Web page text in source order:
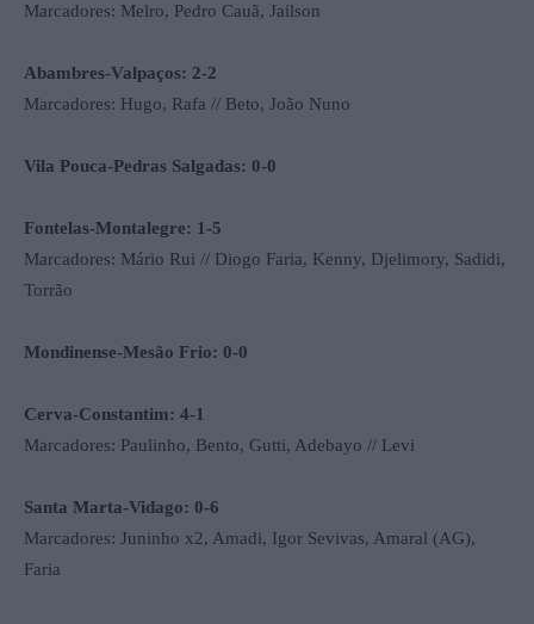
Marcadores: Melro, Pedro Cauã, Jailson
Abambres-Valpaços: 2-2
Marcadores: Hugo, Rafa // Beto, João Nuno
Vila Pouca-Pedras Salgadas: 0-0
Fontelas-Montalegre: 1-5
Marcadores: Mário Rui // Diogo Faria, Kenny, Djelimory, Sadidi,
Torrão
Mondinense-Mesão Frio: 0-0
Cerva-Constantim: 4-1
Marcadores: Paulinho, Bento, Gutti, Adebayo // Levi
Santa Marta-Vidago: 0-6
Marcadores: Juninho x2, Amadi, Igor Sevivas, Amaral (AG),
Faria